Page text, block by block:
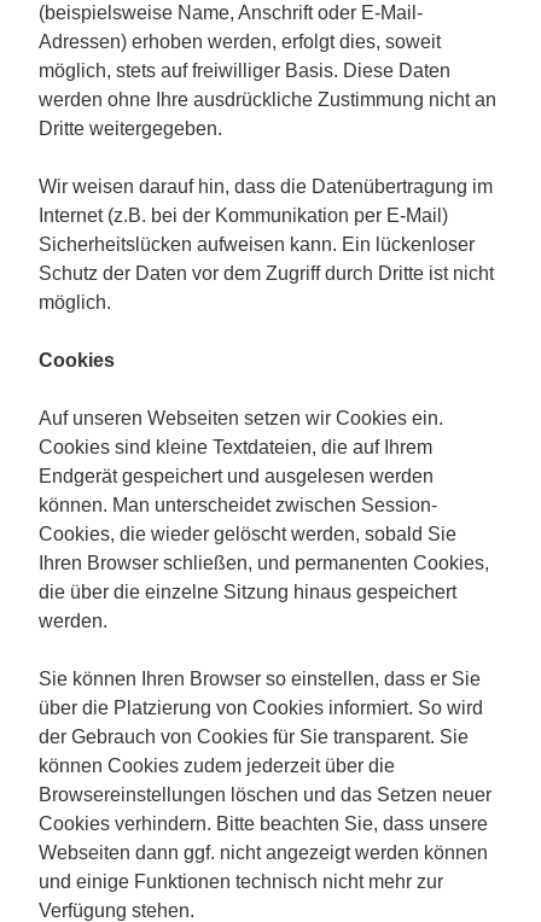
(beispielsweise Name, Anschrift oder E-Mail-
Adressen) erhoben werden, erfolgt dies, soweit
möglich, stets auf freiwilliger Basis. Diese Daten
werden ohne Ihre ausdrückliche Zustimmung nicht an
Dritte weitergegeben.
Wir weisen darauf hin, dass die Datenübertragung im
Internet (z.B. bei der Kommunikation per E-Mail)
Sicherheitslücken aufweisen kann. Ein lückenloser
Schutz der Daten vor dem Zugriff durch Dritte ist nicht
möglich.
Cookies
Auf unseren Webseiten setzen wir Cookies ein.
Cookies sind kleine Textdateien, die auf Ihrem
Endgerät gespeichert und ausgelesen werden
können. Man unterscheidet zwischen Session-
Cookies, die wieder gelöscht werden, sobald Sie
Ihren Browser schließen, und permanenten Cookies,
die über die einzelne Sitzung hinaus gespeichert
werden.
Sie können Ihren Browser so einstellen, dass er Sie
über die Platzierung von Cookies informiert. So wird
der Gebrauch von Cookies für Sie transparent. Sie
können Cookies zudem jederzeit über die
Browsereinstellungen löschen und das Setzen neuer
Cookies verhindern. Bitte beachten Sie, dass unsere
Webseiten dann ggf. nicht angezeigt werden können
und einige Funktionen technisch nicht mehr zur
Verfügung stehen.